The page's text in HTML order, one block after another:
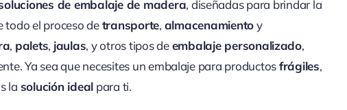
de embalaje de madera, diseñadas para brindar la
todo el proceso detransporte, almacenamientoy
, palets, jaulas, y otros tipos deembalaje personalizado,
Ya sea que necesites un embalaje para productosfrágiles,
la solución ideal para ti.